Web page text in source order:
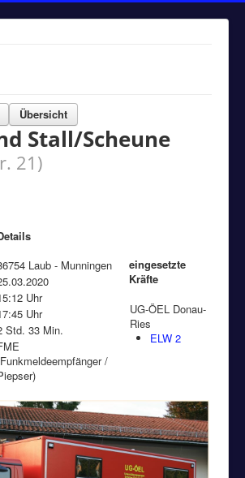
Übersicht
Stall/Scheune
21)
Laub - Munningen
Uhr
Uhr
Std. 33 Min.
/
eingesetzte
Kräfte
UG-ÖEL Donau-
Ries
ELW 2